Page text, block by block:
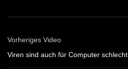
Vorheriges Video
Viren sind auch für Computer schlecht